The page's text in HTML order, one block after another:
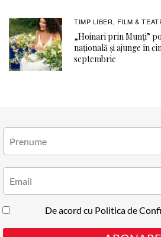
TIMP LIBER, FILM &
„Hoinari prin Munți”
națională și ajunge în
septembrie